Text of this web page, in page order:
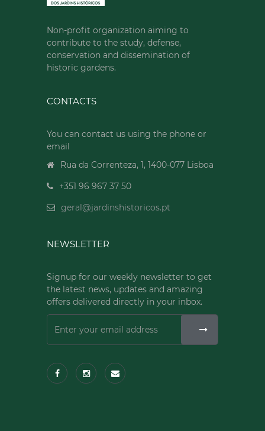
Non-profit organization aiming to
contribute to the study, defense,
conservation and dissemination of
historic gardens.
CONTACTS
You can contact us using the phone or
email
Rua da Correnteza, 1, 1400-077 Lisboa
+351 96 967 37 50
geral@jardinshistoricos.pt
NEWSLETTER
Signup for our weekly newsletter to get
the latest news, updates and amazing
offers delivered directly in your inbox.